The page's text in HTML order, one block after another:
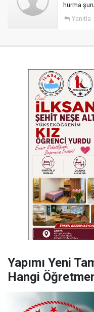
hurma
Yanıtla
Yapımı Yeni
Hangi